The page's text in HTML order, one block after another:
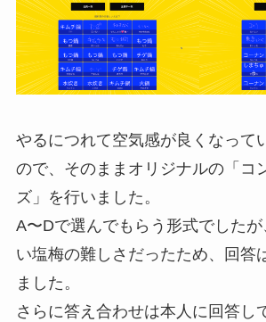
やるにつれて空気感が良くなって
ので、そのままオリジナルの「コ
ズ」を行いました。
A〜Dで選んでもらう形式でした
い塩梅の難しさだったため、回答
ました。
さらに答え合わせは本人に回答し